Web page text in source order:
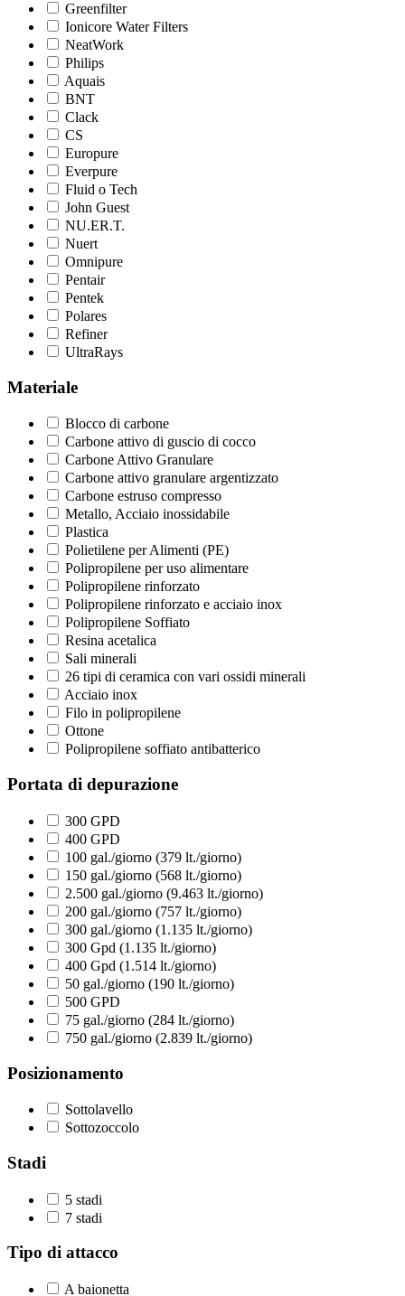
Greenfilter
Ionicore Water Filters
NeatWork
Philips
Aquais
BNT
Clack
CS
Europure
Everpure
Fluid o Tech
John Guest
NU.ER.T.
Nuert
Omnipure
Pentair
Pentek
Polares
Refiner
UltraRays
Materiale
Blocco di carbone
Carbone attivo di guscio di cocco
Carbone Attivo Granulare
Carbone attivo granulare argentizzato
Carbone estruso compresso
Metallo, Acciaio inossidabile
Plastica
Polietilene per Alimenti (PE)
Polipropilene per uso alimentare
Polipropilene rinforzato
Polipropilene rinforzato e acciaio inox
Polipropilene Soffiato
Resina acetalica
Sali minerali
26 tipi di ceramica con vari ossidi minerali
Acciaio inox
Filo in polipropilene
Ottone
Polipropilene soffiato antibatterico
Portata di depurazione
300 GPD
400 GPD
100 gal./giorno (379 lt./giorno)
150 gal./giorno (568 lt./giorno)
2.500 gal./giorno (9.463 lt./giorno)
200 gal./giorno (757 lt./giorno)
300 gal./giorno (1.135 lt./giorno)
300 Gpd (1.135 lt./giorno)
400 Gpd (1.514 lt./giorno)
50 gal./giorno (190 lt./giorno)
500 GPD
75 gal./giorno (284 lt./giorno)
750 gal./giorno (2.839 lt./giorno)
Posizionamento
Sottolavello
Sottozoccolo
Stadi
5 stadi
7 stadi
Tipo di attacco
A baionetta